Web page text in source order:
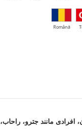
Română
افرادی مانند جترو، راحاب،